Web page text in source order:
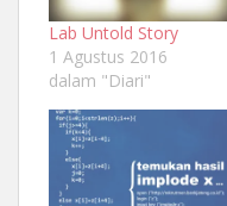
Lab Untold Story
1 Agustus 2016
dalam "Diari"